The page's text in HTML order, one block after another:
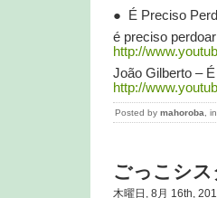
● É Preciso
é preciso
http://
João Gilberto –
http://
Posted by mahoroba , in
ごっこシス
木曜日, 8月 16th,